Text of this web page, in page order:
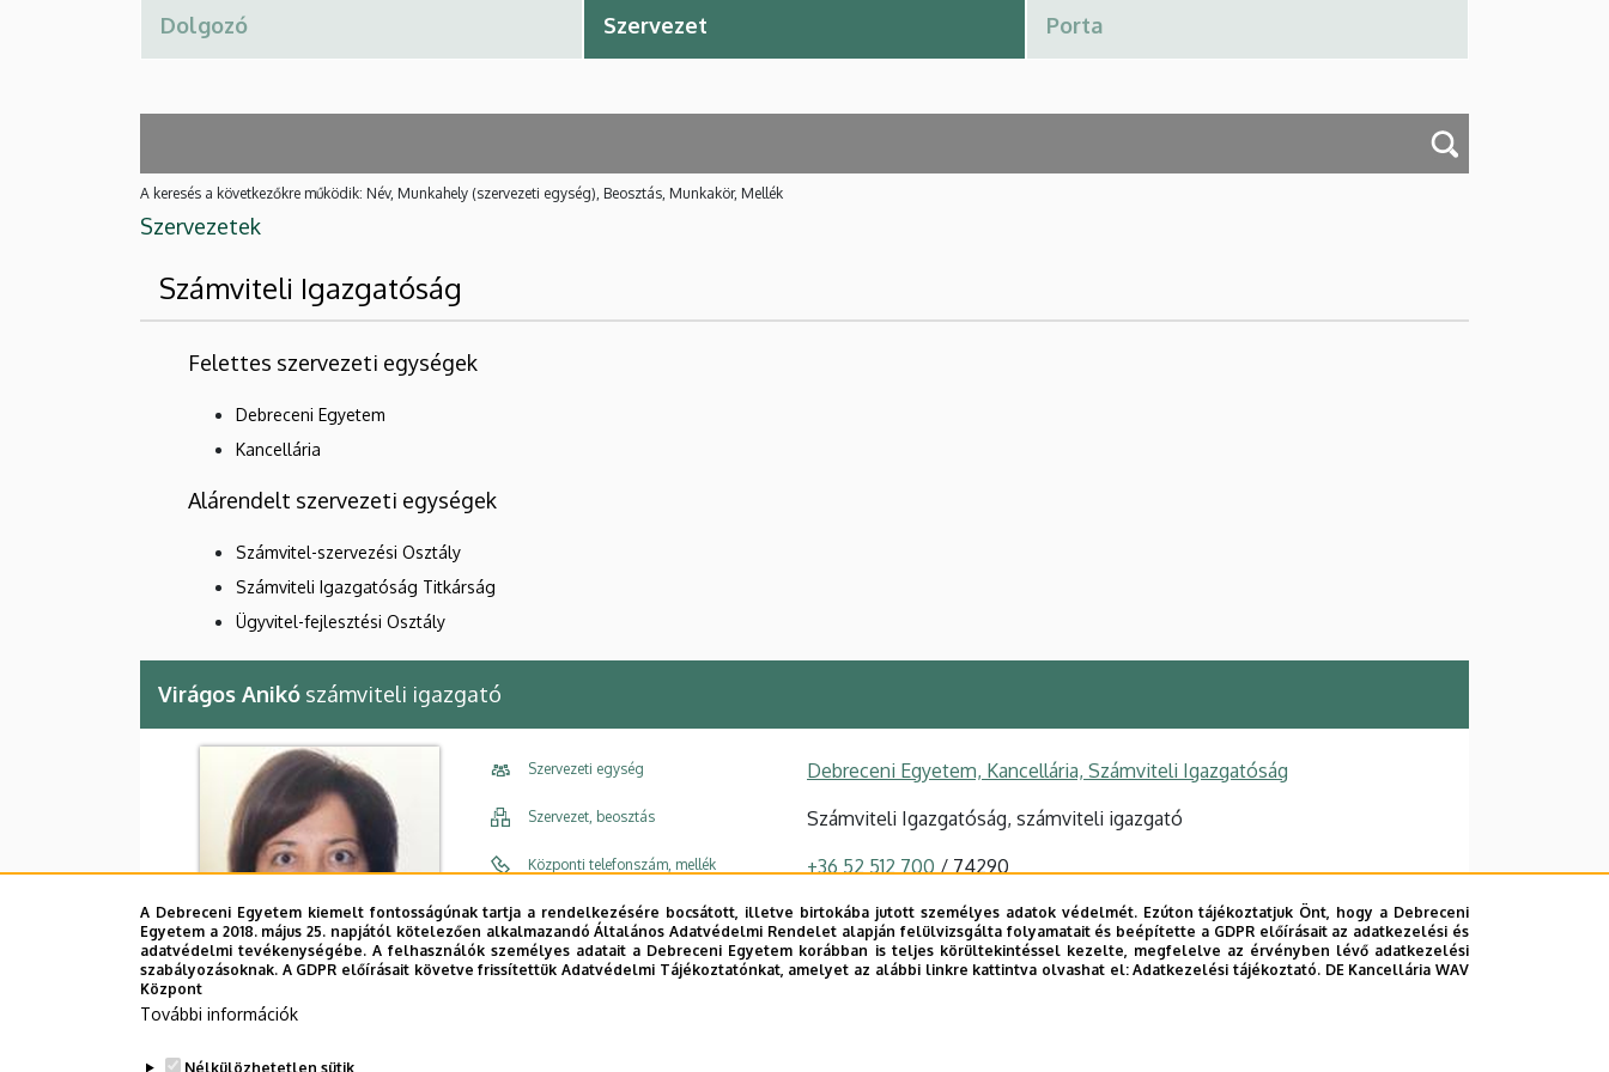
A keresés a következőkre működik: Név, Munkahely (szervezeti egység), Beosztás, Munkakör, Mellék
Szervezetek
Számviteli Igazgatóság
Felettes szervezeti egységek
Debreceni Egyetem
Kancellária
Alárendelt szervezeti egységek
Számvitel-szervezési Osztály
Számviteli Igazgatóság Titkárság
Ügyvitel-fejlesztési Osztály
Virágos Anikó számviteli igazgató
Szervezeti egység Debreceni Egyetem, Kancellária, Számviteli Igazgatóság
Szervezet, beosztás Számviteli Igazgatóság, számviteli igazgató
Központi telefonszám, mellék +36 52 512 700/ 74290
E-mail viragos.aniko@fin.unideb.hu
Cím 4028 Debrecen, Kassai út 26.
A Debreceni Egyetem kiemelt fontosságúnak tartja a rendelkezésére bocsátott, illetve birtokába jutott személyes adatok védelmét. Ezúton tájékoztatjuk Önt, hogy a Debreceni
Egyetem a 2018. május 25. napjától kötelezően alkalmazandó Általános Adatvédelmi Rendelet alapján felülvizsgálta folyamatait és beépítette a GDPR előírásait az adatkezelési és
adatvédelmi tevékenységébe. A felhasználók személyes adatait a Debreceni Egyetem korábban is teljes körültekintéssel kezelte, megfelelve az érvényben lévő adatkezelési
szabályozásoknak. A GDPR előírásait követve frissítettük Adatvédelmi Tájékoztatónkat, amelyet az alábbi linkre kattintva olvashat el:Adatkezelési tájékoztató. DE Kancellária WAV
Központ
További információk
Nélkülözhetetlen sütik